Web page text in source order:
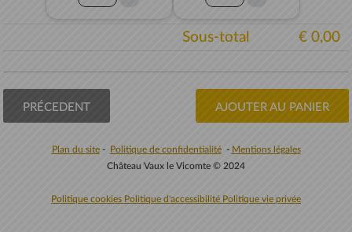
Sous-total € 0,00
PRÉCEDENT AJOUTER AU PANIER
Plan du site- Politique de confidentialité- Mentions légales
Château Vaux le Vicomte © 2024
Politique cookies Politique d'accessibilité Politique vie privée